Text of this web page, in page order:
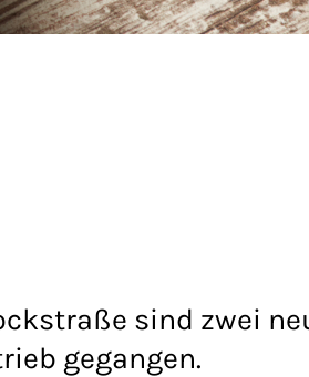
sind zwei
gegangen.